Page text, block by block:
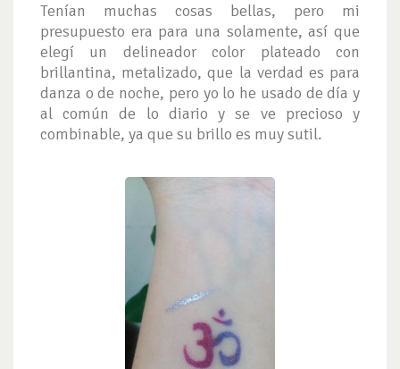
Tenían muchas cosas bellas, pero mi
presupuesto era para una solamente, así que
elegí un delineador color plateado con
brillantina, metalizado, que la verdad es para
danza o de noche, pero yo lo he usado de día y
al común de lo diario y se ve precioso y
combinable, ya que su brillo es muy sutil.